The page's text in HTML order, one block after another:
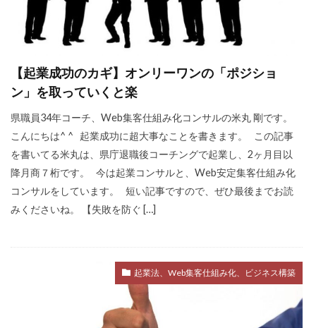
【起業成功のカギ】オンリーワンの「ポジショ
ン」を取っていくと楽
県職員34年コーチ、Web集客仕組み化コンサルの米丸 剛です。
こんにちは^ ^ 起業成功に超大事なことを書きます。 この記事
を書いてる米丸は、県庁退職後コーチングで起業し、2ヶ月目以
降月商７桁です。 今は起業コンサルと、Web安定集客仕組み化
コンサルをしています。 短い記事ですので、ぜひ最後までお読
みくださいね。 【失敗を防ぐ […]
起業法、Web集客仕組み化、ビジネス構築
ビジュアリゼーション
起業家
SNSマーケティング
ブログ
仕事辞めたい
方法
ポジティブ
イメージング
必要
転職
コツ 強み スタバ
情報
ブロガー
まなびん 学習方法
得意
集客法
ノウハウコレクター
個人
悩み
無料体験
活かす
ノーストレス
年収
種類 コミット
挑戦